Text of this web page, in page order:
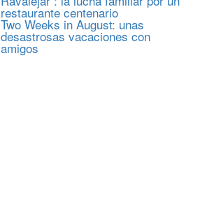
restaurante centenario
Two Weeks in August: unas
desastrosas vacaciones con
amigos